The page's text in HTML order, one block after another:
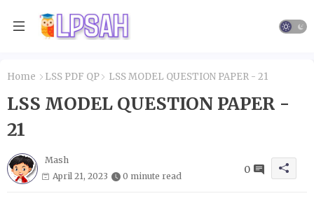
Home LSS PDF QP LSS MODEL QUESTION PAPER - 21
LSS MODEL QUESTION PAPER -
21
Mash
April 21, 2023
0 minute read
0